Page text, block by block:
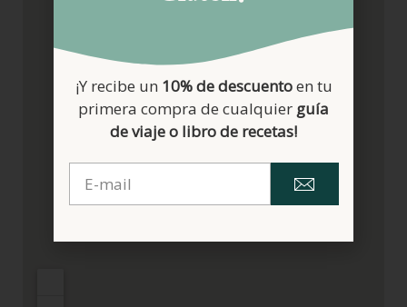
¡Y recibe un 10% de descuentoen tu
primera compra de cualquier guía
de viaje o libro de recetas!